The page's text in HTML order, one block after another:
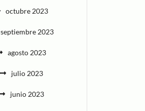
octubre 2023
septiembre 2023
agosto 2023
julio 2023
junio 2023